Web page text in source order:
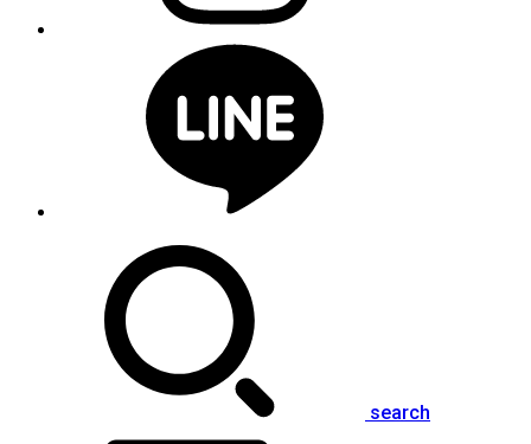
search